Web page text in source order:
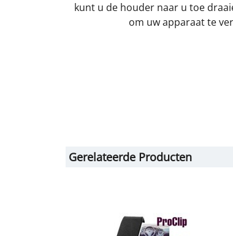
kunt u de houder naar u toe
om uw apparaat te
Gerelateerde Producten